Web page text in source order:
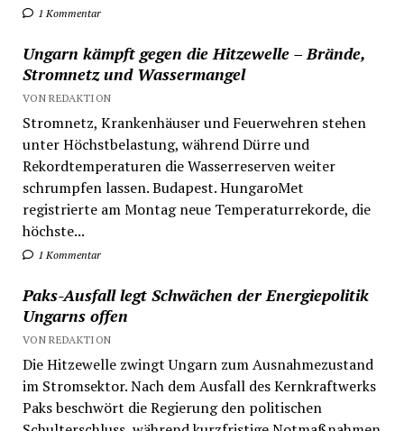
1 Kommentar
Ungarn kämpft gegen die Hitzewelle – Brände,
Stromnetz und Wassermangel
VON REDAKTION
Stromnetz, Krankenhäuser und Feuerwehren stehen
unter Höchstbelastung, während Dürre und
Rekordtemperaturen die Wasserreserven weiter
schrumpfen lassen. Budapest. HungaroMet
registrierte am Montag neue Temperaturrekorde, die
höchste...
1 Kommentar
Paks-Ausfall legt Schwächen der Energiepolitik
Ungarns offen
VON REDAKTION
Die Hitzewelle zwingt Ungarn zum Ausnahmezustand
im Stromsektor. Nach dem Ausfall des Kernkraftwerks
Paks beschwört die Regierung den politischen